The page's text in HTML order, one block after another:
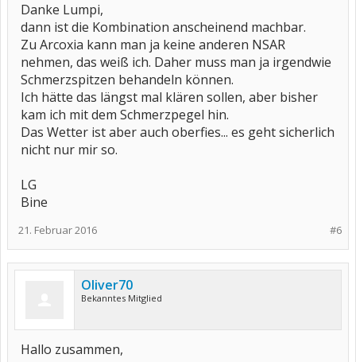
Danke Lumpi,
dann ist die Kombination anscheinend machbar.
Zu Arcoxia kann man ja keine anderen NSAR
nehmen, das weiß ich. Daher muss man ja irgendwie
Schmerzspitzen behandeln können.
Ich hätte das längst mal klären sollen, aber bisher
kam ich mit dem Schmerzpegel hin.
Das Wetter ist aber auch oberfies... es geht sicherlich
nicht nur mir so.
LG
Bine
#6
21. Februar 2016
Oliver70
Bekanntes Mitglied
Hallo zusammen,